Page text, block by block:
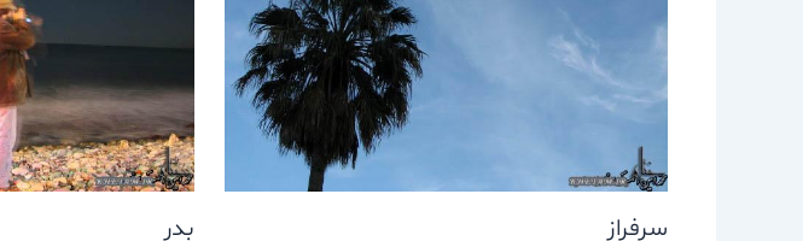
سرفراز بدر